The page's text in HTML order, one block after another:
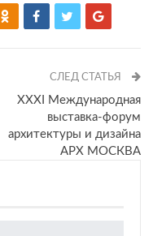
СЛЕД СТАТЬЯ
XXXI Международная
выставка-форум
архитектуры и дизайна
АРХ МОСКВА